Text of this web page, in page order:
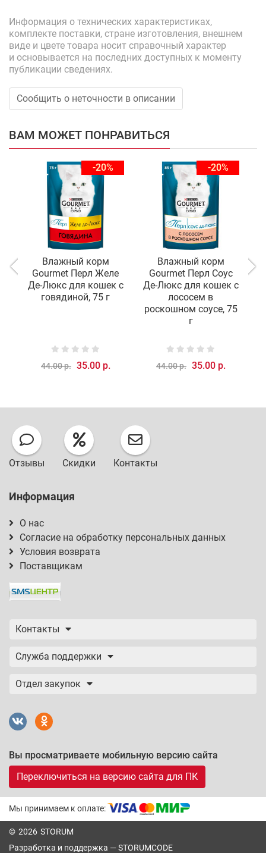
Информация о технических характеристиках,
комплекте поставки, стране изготовления, внешнем
виде и цвете товара носит справочный характер
и основывается на последних доступных к моменту
публикации сведениях.
Сообщить о неточности в описании
ВАМ МОЖЕТ ПОНРАВИТЬСЯ
-20%
Влажный корм
Gourmet Перл Желе
Де-Люкс для кошек с
говядиной, 75 г
44.00 р. 35.00 р.
-20%
Влажный корм
Gourmet Перл Соус
Де-Люкс для кошек с
лососем в
роскошном соусе, 75
г
44.00 р. 35.00 р.
Отзывы Скидки Контакты
Информация
О нас
Согласие на обработку персональных данных
Условия возврата
Поставщикам
Контакты
Служба поддержки
Отдел закупок
Вы просматриваете мобильную версию сайта
Переключиться на версию сайта для ПК
Мы принимаем к оплате:
© 2026 STORUM
Разработка и поддержка — STORUMCODE